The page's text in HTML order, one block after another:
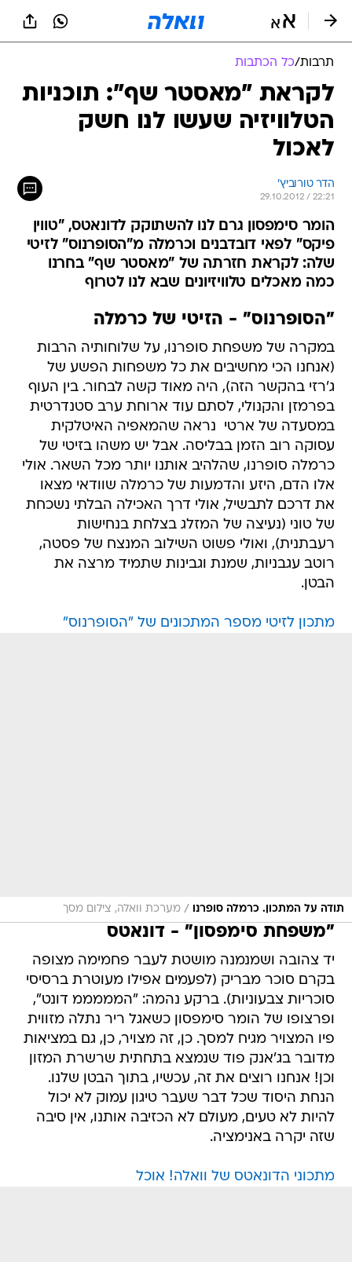
תרבות/כל הכתבות
לקראת "מאסטר שף": תוכניות
הטלוויזיה שעשו לנו חשק
לאכול
הדר טורוביץ'
29.10.2012 / 22:21
הומר סימפסון גרם לנו להשתוקק לדונאטס, "טווין
פיקס" לפאי דובדבנים וכרמלה מ"הסופרנוס" לזיטי
שלה: לקראת חזרתה של "מאסטר שף" בחרנו
כמה מאכלים טלוויזיונים שבא לנו לטרוף
"הסופרנוס" - הזיטי של כרמלה
במקרה של משפחת סופרנו, על שלוחותיה הרבות
(אנחנו הכי מחשיבים את כל משפחות הפשע של
ג'רזי בהקשר הזה), היה מאוד קשה לבחור. בין העוף
בפרמזן והקנולי, לסתם עוד ארוחת ערב סטנדרטית
במסעדה של ארטי  נראה שהמאפיה האיטלקית
עסוקה רוב הזמן בבליסה. אבל יש משהו בזיטי של
כרמלה סופרנו, שהלהיב אותנו יותר מכל השאר. אולי
אלו הדם, היזע והדמעות של כרמלה שוודאי מצאו
את דרכם לתבשיל, אולי דרך האכילה הבלתי נשכחת
של טוני (נעיצה של המזלג בצלחת בנחישות
רעבתנית), ואולי פשוט השילוב המנצח של פסטה,
רוטב עגבניות, שמנת וגבינות שתמיד מרצה את
הבטן.
מתכון לזיטי מספר המתכונים של "הסופרנוס"
תודה על המתכון. כרמלה סופרנו / מערכת וואלה, צילום מסך
"משפחת סימפסון" - דונאטס
יד צהובה ושמנמנה מושטת לעבר פחמימה מצופה
בקרם סוכר מבריק (לפעמים אפילו מעוטרת ברסיסי
סוכריות צבעוניות). ברקע נהמה: "המממממ דונט",
ופרצופו של הומר סימפסון כשאגל ריר נתלה מזווית
פיו המצויר מגיח למסך. כן, זה מצויר, כן, גם במציאות
מדובר בג'אנק פוד שנמצא בתחתית שרשרת המזון
וכן! אנחנו רוצים את זה, עכשיו, בתוך הבטן שלנו.
הנחת היסוד שכל דבר שעבר טיגון עמוק לא יכול
להיות לא טעים, מעולם לא הכזיבה אותנו, אין סיבה
שזה יקרה באנימציה.
מתכוני הדונאטס של וואלה! אוכל